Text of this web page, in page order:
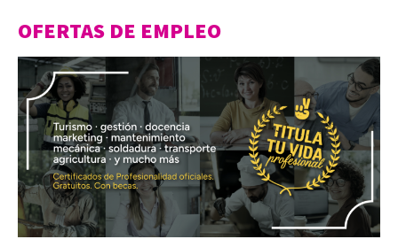
OFERTAS DE EMPLEO